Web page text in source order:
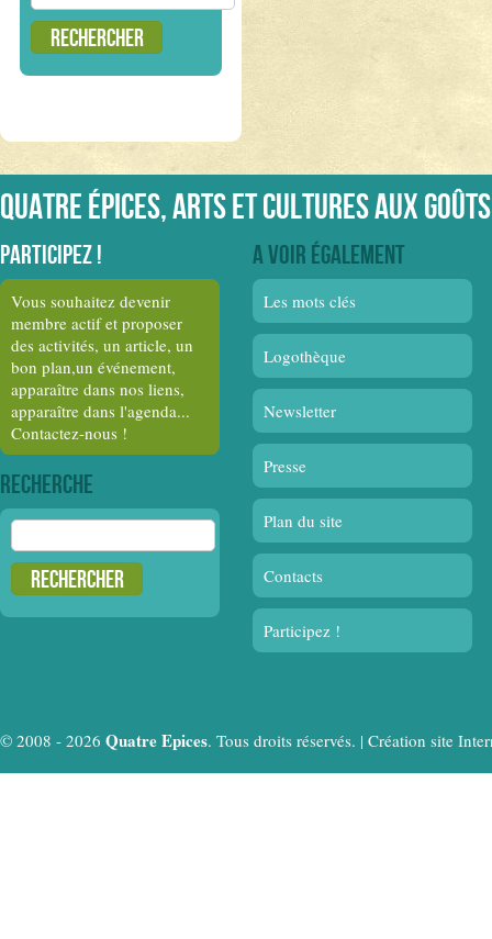
Quatre épices, arts et cultures aux
Participez !
Vous souhaitez devenir
membre actif et proposer
des activités, un article, un
bon plan,un événement,
apparaître dans nos liens,
apparaître dans l'agenda...
Contactez-nous !
Recherche
Rechercher :
A voir également
Les mots clés
Logothèque
Newsletter
Presse
Plan du site
Contacts
Participez !
© 2008 - 2026 Quatre Epices. Tous droits réservés. | Création site